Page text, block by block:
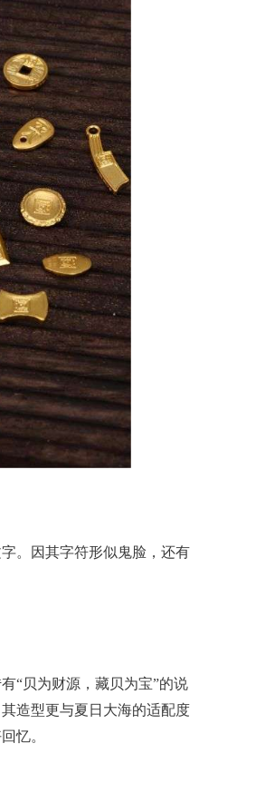
。因其字符形似鬼脸，还有
“贝为财源，藏贝为宝”的说
造型更与夏日大海的适配度
忆。